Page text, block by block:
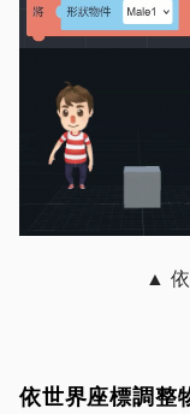
▲
依世界座標調整